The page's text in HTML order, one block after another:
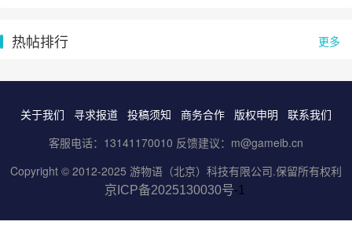
更多
热帖排行
关于我们 寻求报道 投稿须知 商务合作 版权申明
联系我们
客服电话：13141170010 反馈建议：m@gameib.cn
Copyright © 2012-2025 游物语（北京）科技有限公司.保留所有权利
京ICP备2025130030号-1